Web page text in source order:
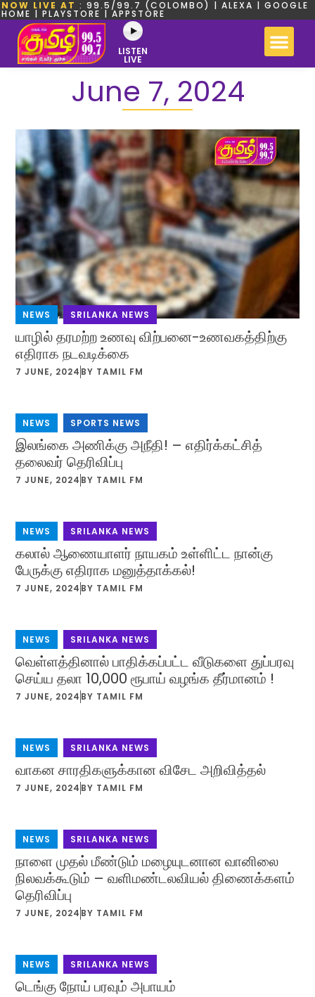
NOW LIVE AT : 99.5/99.7 (COLOMBO) | ALEXA | GOOGLE
HOME | PLAYSTORE | APPSTORE
LISTEN
LIVE
June 7, 2024
NEWS , SRILANKA NEWS
யாழில் தரமற்ற உணவு விற்பனை-உணவகத்திற்கு
எதிராக நடவடிக்கை
7 JUNE, 2024 BY TAMIL FM
NEWS SPORTS NEWS
இலங்கை அணிக்கு அநீதி! – எதிர்க்கட்சித்
தலைவர் தெரிவிப்பு
7 JUNE, 2024 BY TAMIL FM
NEWS SRILANKA NEWS
கலால் ஆணையாளர் நாயகம் உள்ளிட்ட நான்கு
பேருக்கு எதிராக மனுத்தாக்கல்!
7 JUNE, 2024 BY TAMIL FM
NEWS SRILANKA NEWS
வெள்ளத்தினால் பாதிக்கப்பட்ட வீடுகளை துப்பரவு
செய்ய தலா 10,000 ரூபாய் வழங்க தீர்மானம் !
7 JUNE, 2024 BY TAMIL FM
NEWS SRILANKA NEWS
வாகன சாரதிகளுக்கான விசேட அறிவித்தல்
7 JUNE, 2024 BY TAMIL FM
NEWS SRILANKA NEWS
நாளை முதல் மீண்டும் மழையுடனான வானிலை
நிலவக்கூடும் – வளிமண்டலவியல் திணைக்களம்
தெரிவிப்பு
7 JUNE, 2024 BY TAMIL FM
NEWS SRILANKA NEWS
டெங்கு நோய் பரவும் அபாயம்